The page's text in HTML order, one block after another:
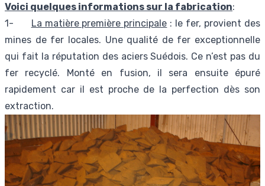
Voici quelques informations sur la fabrication:
1- La matière première principale : le fer, provient des
mines de fer locales. Une qualité de fer exceptionnelle
qui fait la réputation des aciers Suédois. Ce n’est pas du
fer recyclé. Monté en fusion, il sera ensuite épuré
rapidement car il est proche de la perfection dès son
extraction.